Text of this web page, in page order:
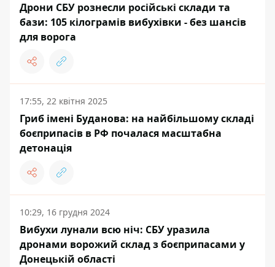
Дрони СБУ рознесли російські склади та
бази: 105 кілограмів вибухівки - без шансів
для ворога
17:55, 22 квітня 2025
Гриб імені Буданова: на найбільшому складі
боєприпасів в РФ почалася масштабна
детонація
10:29, 16 грудня 2024
Вибухи лунали всю ніч: СБУ уразила
дронами ворожий склад з боєприпасами у
Донецькій області